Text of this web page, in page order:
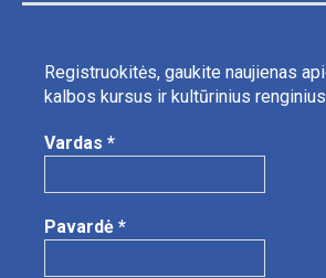
Registruokitės, gaukite naujienas
kalbos kursus ir kultūrinius
Vardas *
Pavardė *